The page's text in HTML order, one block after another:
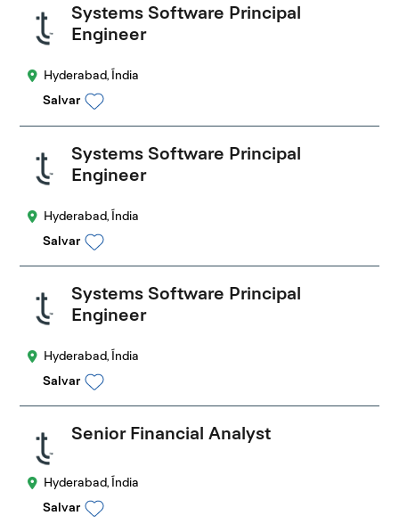
Systems Software Principal
Engineer
Hyderabad, Índia
Salvar
Systems Software Principal
Engineer
Hyderabad, Índia
Salvar
Systems Software Principal
Engineer
Hyderabad, Índia
Salvar
Senior Financial Analyst
Hyderabad, Índia
Salvar